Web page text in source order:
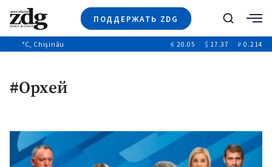
ПОДДЕРЖАТЬ ZDG
Новости
Видео
Выборы 2025
Поиск
°C, Chișinău € 20.05 $ 17.37 ₽ 0.214
#Орхей